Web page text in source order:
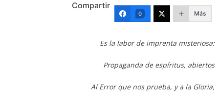
Compartir
0 Más
Es la labor de imprenta misteriosa:
Propaganda de espíritus, abiertos
Al Error que nos prueba, y a la Gloria,